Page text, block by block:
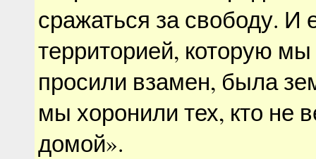
сражаться за свободу. И
территорией, которую мы
просили взамен, была
мы хоронили тех, кто не
домой».